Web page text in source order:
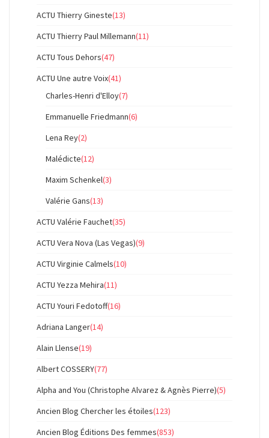
ACTU Thierry Gineste(13)
ACTU Thierry Paul Millemann(11)
ACTU Tous Dehors(47)
ACTU Une autre Voix(41)
Charles-Henri d'Elloy(7)
Emmanuelle Friedmann(6)
Lena Rey(2)
Malédicte(12)
Maxim Schenkel(3)
Valérie Gans(13)
ACTU Valérie Fauchet(35)
ACTU Vera Nova (Las Vegas)(9)
ACTU Virginie Calmels(10)
ACTU Yezza Mehira(11)
ACTU Youri Fedotoff(16)
Adriana Langer(14)
Alain Llense(19)
Albert COSSERY(77)
Alpha and You (Christophe Alvarez & Agnès Pierre)(5)
Ancien Blog Chercher les étoiles(123)
Ancien Blog Éditions Des femmes(853)